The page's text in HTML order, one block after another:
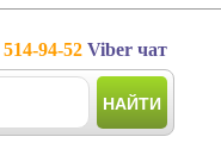
514-94-52 Viber чат
НАЙТИ